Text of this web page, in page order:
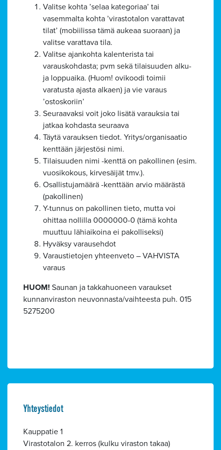
Valitse kohta ’selaa kategoriaa’ tai
vasemmalta kohta ’virastotalon varattavat
tilat’ (mobiilissa tämä aukeaa suoraan) ja
valitse varattava tila.
Valitse ajankohta kalenterista tai
varauskohdasta; pvm sekä tilaisuuden alku-
ja loppuaika. (Huom! ovikoodi toimii
varatusta ajasta alkaen) ja vie varaus
’ostoskoriin’
Seuraavaksi voit joko lisätä varauksia tai
jatkaa kohdasta seuraava
Täytä varauksen tiedot. Yritys/organisaatio
kenttään järjestösi nimi.
Tilaisuuden nimi -kenttä on pakollinen (esim.
vuosikokous, kirvesäijät tmv.).
Osallistujamäärä -kenttään arvio määrästä
(pakollinen)
Y-tunnus on pakollinen tieto, mutta voi
ohittaa nollilla 0000000-0 (tämä kohta
muuttuu lähiaikoina ei pakolliseksi)
Hyväksy varausehdot
Varaustietojen yhteenveto – VAHVISTA
varaus
HUOM!Saunan ja takkahuoneen varaukset
kunnanviraston neuvonnasta/vaihteesta puh. 015
5275200
Yhteystiedot
Kauppatie 1
Virastotalon 2. kerros (kulku viraston takaa)
Alavalikko